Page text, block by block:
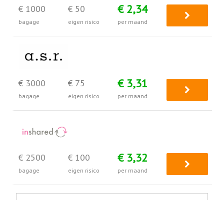
€ 1000
bagage
€ 50
eigen risico
€ 2,34
per maand
€ 3000
bagage
€ 75
eigen risico
€ 3,31
per maand
€ 2500
bagage
€ 100
eigen risico
€ 3,32
per maand